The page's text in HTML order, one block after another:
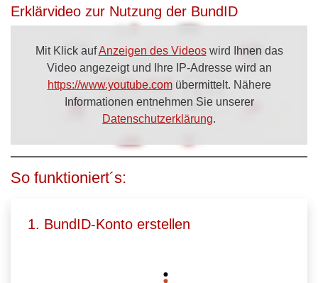
Erklärvideo zur Nutzung der BundID
Mit Klick aufAnzeigen des Videoswird Ihnen das
Video angezeigt und Ihre IP-Adresse wird an
https://www.youtube.comübermittelt. Nähere
Informationen entnehmen Sie unserer
Datenschutzerklärung.
So funktioniert´s:
1. BundID-Konto erstellen